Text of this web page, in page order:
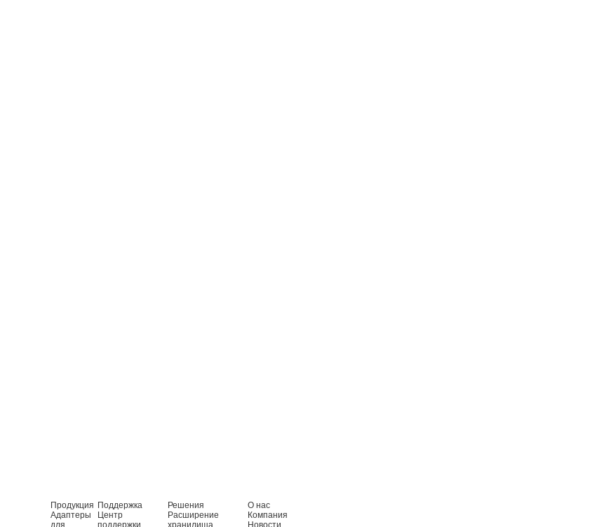
Продукция
Адаптеры
для
Поддержка
Центр
поддержки
Решения
Расширение
хранилища
О нас
Компания
Новости